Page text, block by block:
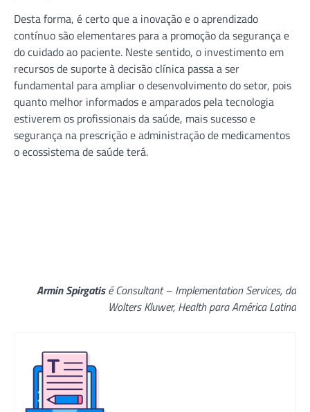
Desta forma, é certo que a inovação e o aprendizado
contínuo são elementares para a promoção da segurança e
do cuidado ao paciente. Neste sentido, o investimento em
recursos de suporte à decisão clínica passa a ser
fundamental para ampliar o desenvolvimento do setor, pois
quanto melhor informados e amparados pela tecnologia
estiverem os profissionais da saúde, mais sucesso e
segurança na prescrição e administração de medicamentos
o ecossistema de saúde terá.
Armin Spirgatisé Consultant – Implementation Services, da
Wolters Kluwer, Healthpara América Latina